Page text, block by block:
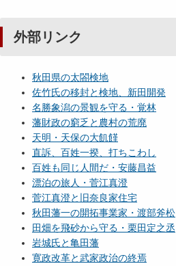
外部リンク
秋田県の太閤検地
佐竹氏の移封と検地、新田開発
名勝象潟の景観を守る・覚林
藩財政の窮乏と農村の荒廃
天明・天保の大飢饉
直訴、百姓一揆、打ちこわし
百姓も同じ人間だ・安藤昌益
漂泊の旅人・菅江真澄
菅江真澄と旧奈良家住宅
秋田藩一の開拓事業家・渡部斧松
田畑を飛砂から守る・栗田定之丞
岩城氏と亀田藩
寛政改革と武家政治の終焉